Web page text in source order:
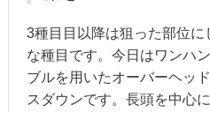
3種目目以降は狙った部位に
な種目です。今日はワンハ
ブルを用いたオーバーヘッ
スダウンです。長頭を中心